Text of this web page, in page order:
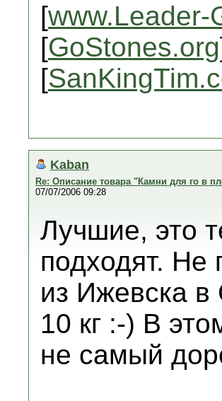
[www.Leader-
[GoStones.org
[
Kaban
Re: Описание товара "Камни для го в
07/07/2006 09:28
Лучшие, это
подходят. Не
из Ижевска в
10 кг :-) В
не самый